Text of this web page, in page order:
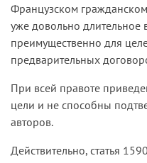
Французском
уже довольно длительное
преимущественно для
предварительных
При всей правоте
цели и не способны
авторов.
Действительно, статья